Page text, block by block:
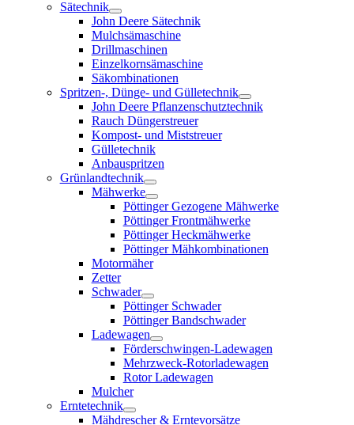
Sätechnik
John Deere Sätechnik
Mulchsämaschine
Drillmaschinen
Einzelkornsämaschine
Säkombinationen
Spritzen-, Dünge- und Gülletechnik
John Deere Pflanzenschutztechnik
Rauch Düngerstreuer
Kompost- und Miststreuer
Gülletechnik
Anbauspritzen
Grünlandtechnik
Mähwerke
Pöttinger Gezogene Mähwerke
Pöttinger Frontmähwerke
Pöttinger Heckmähwerke
Pöttinger Mähkombinationen
Motormäher
Zetter
Schwader
Pöttinger Schwader
Pöttinger Bandschwader
Ladewagen
Förderschwingen-Ladewagen
Mehrzweck-Rotorladewagen
Rotor Ladewagen
Mulcher
Erntetechnik
Mähdrescher & Erntevorsätze